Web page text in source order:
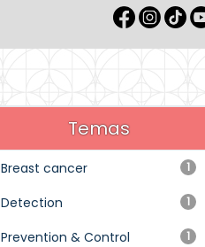
Temas
1
Breast cancer
1
Detection
1
Prevention & Control